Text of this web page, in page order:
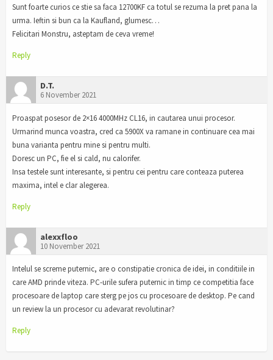
Sunt foarte curios ce stie sa faca 12700KF ca totul se rezuma la pret pana la
urma. Ieftin si bun ca la Kaufland, glumesc…
Felicitari Monstru, asteptam de ceva vreme!
Reply
D.T.
6 November 2021
Proaspat posesor de 2×16 4000MHz CL16, in cautarea unui procesor.
Urmarind munca voastra, cred ca 5900X va ramane in continuare cea mai
buna varianta pentru mine si pentru multi.
Doresc un PC, fie el si cald, nu calorifer.
Insa testele sunt interesante, si pentru cei pentru care conteaza puterea
maxima, intel e clar alegerea.
Reply
alexxfloo
10 November 2021
Intelul se screme puternic, are o constipatie cronica de idei, in conditiile in
care AMD prinde viteza. PC-urile sufera puternic in timp ce competitia face
procesoare de laptop care sterg pe jos cu procesoare de desktop. Pe cand
un review la un procesor cu adevarat revolutinar?
Reply